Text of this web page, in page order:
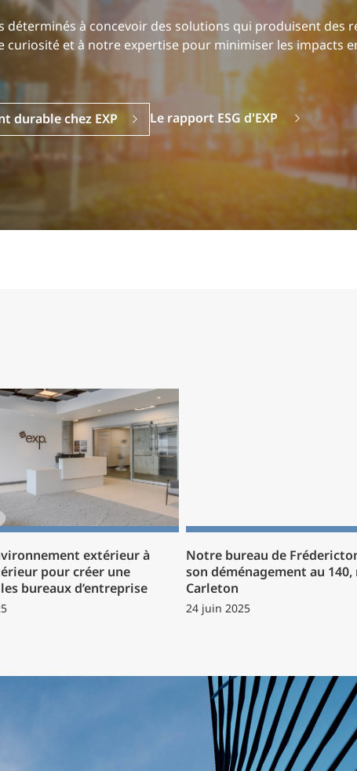
à concevoir des solutions qui produisent des
et à notre expertise pour minimiser les impacts
durable chez EXP Le rapport ESG d'EXP
extérieur à
pour créer une
bureaux d’entreprise
Notre bureau de
son déménagement au 140,
Carleton
24 juin 2025